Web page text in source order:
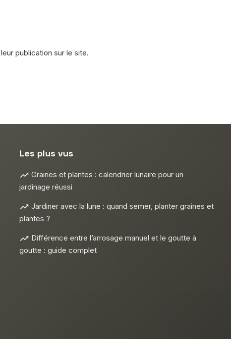
publication sur le site.
Les plus vus
Graines et plantes : calendrier lunaire pour un
jardinage réussi
Jardiner avec la lune : quand semer, planter graines et
plantes ?
Différence entre l’arrosage manuel et le goutte à
goutte : guide complet